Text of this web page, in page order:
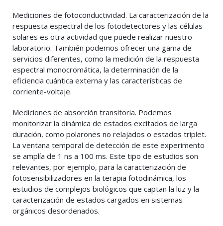
Mediciones de fotoconductividad. La caracterización de la
respuesta espectral de los fotodetectores y las células
solares es otra actividad que puede realizar nuestro
laboratorio. También podemos ofrecer una gama de
servicios diferentes, como la medición de la respuesta
espectral monocromática, la determinación de la
eficiencia cuántica externa y las características de
corriente-voltaje.
Mediciones de absorción transitoria. Podemos
monitorizar la dinámica de estados excitados de larga
duración, como polarones no relajados o estados triplet.
La ventana temporal de detección de este experimento
se amplía de 1 ns a 100 ms. Este tipo de estudios son
relevantes, por ejemplo, para la caracterización de
fotosensibilizadores en la terapia fotodinámica, los
estudios de complejos biológicos que captan la luz y la
caracterización de estados cargados en sistemas
orgánicos desordenados.